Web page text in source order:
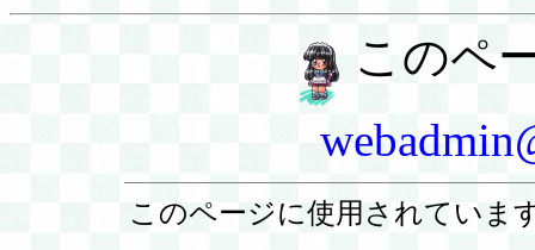
このペ
このページに使用されていま